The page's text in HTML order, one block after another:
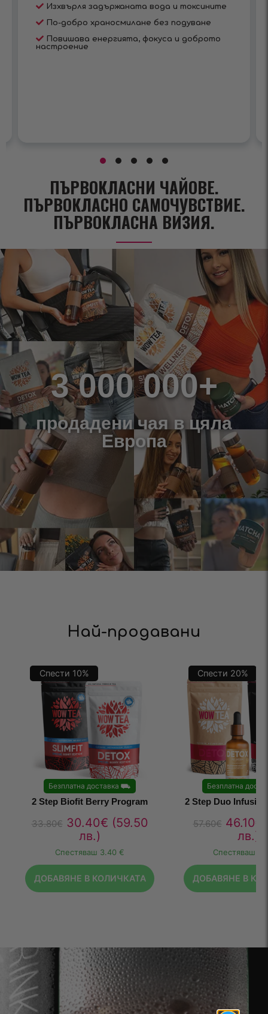
Изхвърля задържаната вода и токсините
По-добро храносмилане без подуване
Повишава енергията, фокуса и доброто
настроение
ПЪРВОКЛАСНИ ЧАЙОВЕ.
ПЪРВОКЛАСНО САМОЧУВСТВИЕ.
ПЪРВОКЛАСНА ВИЗИЯ.
3 000 000+
продадени чая в цяла
Европа
Най-продавани
Спести 10%
Безплатна доставка ⛟
2 Step Biofit Berry Program
33.80€ 30.40€ (59.50
лв.)
Спестяваш 3.40 €
ДОБАВЯНЕ В КОЛИЧКАТА
Спести 20%
Безплатна
2 Step Duo
57.60€ 46.10€
лв.)
Спестяваш
ДОБАВЯНЕ В